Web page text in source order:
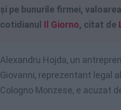
și pe bunurile firmei,
cotidianul Il Giorno, citat de
Alexandru Hojda, un
Giovanni, reprezentant legal
Cologno Monzese, e acuzat